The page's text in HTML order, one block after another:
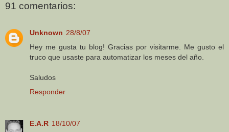
91 comentarios:
Unknown 28/8/07
Hey me gusta tu blog! Gracias por visitarme. Me gusto el
truco que usaste para automatizar los meses del año.
Saludos
Responder
E.A.R 18/10/07